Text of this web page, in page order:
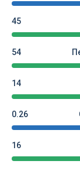
45
54
14
0.26
16